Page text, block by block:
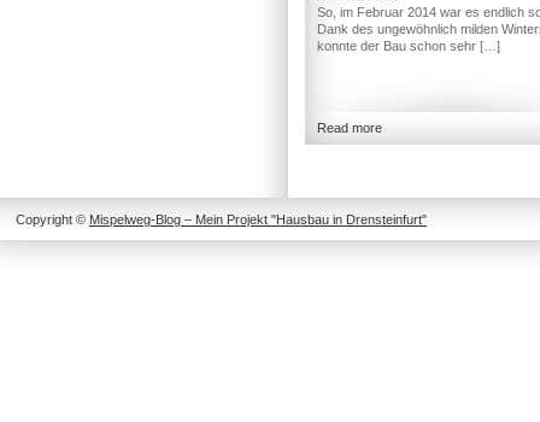
So, im Februar 2014 war es endlich
Dank des ungewöhnlich milden
konnte der Bau schon sehr […]
Read more
Copyright © Mispelweg-Blog – Mein Projekt "Hausbau in Drensteinfurt"